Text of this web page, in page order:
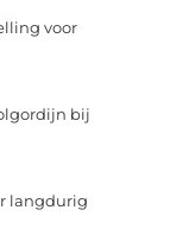
voor
bij
langdurig